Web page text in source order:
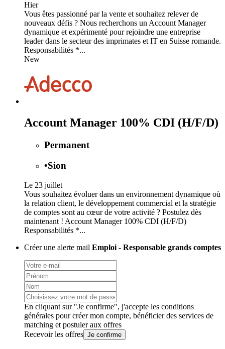
Hier
Vous êtes passionné par la vente et souhaitez relever de
nouveaux défis ? Nous recherchons un Account Manager
dynamique et expérimenté pour rejoindre une entreprise
leader dans le secteur des imprimates et IT en Suisse romande.
Responsabilités *...
New
Account Manager 100% CDI (H/F/D)
Permanent
•Sion
Le 23 juillet
Vous souhaitez évoluer dans un environnement dynamique où
la relation client, le développement commercial et la stratégie
de comptes sont au cœur de votre activité ? Postulez dès
maintenant ! Account Manager 100% CDI (H/F/D)
Responsabilités *...
Créer une alerte mail Emploi - Responsable grands comptes
En cliquant sur "Je confirme", j'accepte les conditions
générales pour créer mon compte, bénéficier des services de
matching et postuler aux offres
Recevoir les offres Je confirme